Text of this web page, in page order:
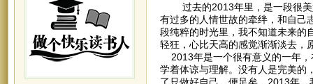
过去的2013年里，是一段很美
有过多的人情世故的牵绊，和自己
段纯粹的时光里，我不知道未来的
轻狂，心比天高的感觉渐渐淡去，
2013年是一个很有意义的一年，
学着体谅与理解。没有人是完美的
了只做好自己，便足矣。2013年